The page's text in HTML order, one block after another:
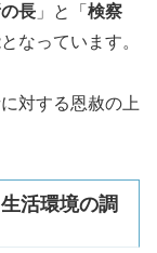
長 」と「 検察
なっています。
対する恩赦の上
活環境の調